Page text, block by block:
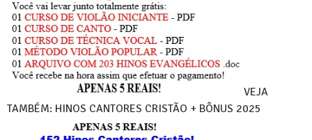
VEJA
TAMBÉM: HINOS CANTORES CRISTÃO + BÔNUS 2025